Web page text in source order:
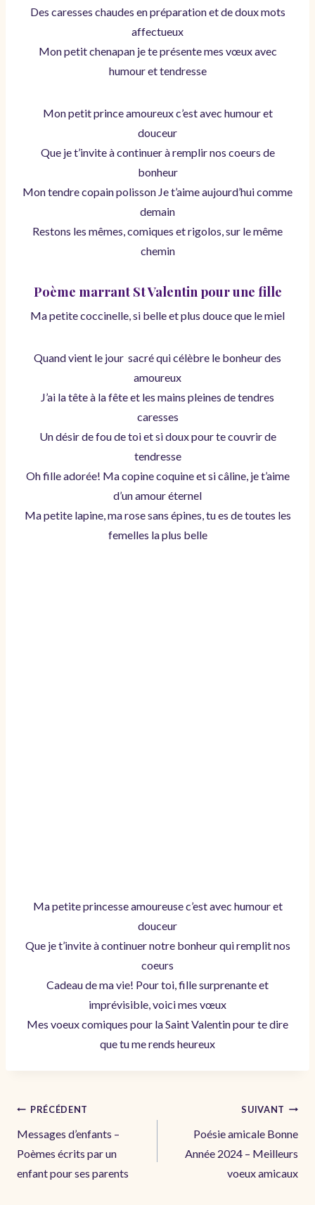
Des caresses chaudes en préparation et de doux mots
affectueux
Mon petit chenapan je te présente mes vœux avec
humour et tendresse
Mon petit prince amoureux c’est avec humour et
douceur
Que je t’invite à continuer à remplir nos coeurs de
bonheur
Mon tendre copain polisson Je t’aime aujourd’hui comme
demain
Restons les mêmes, comiques et rigolos, sur le même
chemin
Poème marrant St Valentin pour une fille
Ma petite coccinelle, si belle et plus douce que le miel
Quand vient le jour sacré qui célèbre le bonheur des
amoureux
J’ai la tête à la fête et les mains pleines de tendres
caresses
Un désir de fou de toi et si doux pour te couvrir de
tendresse
Oh fille adorée! Ma copine coquine et si câline, je t’aime
d’un amour éternel
Ma petite lapine, ma rose sans épines, tu es de toutes les
femelles la plus belle
Ma petite princesse amoureuse c’est avec humour et
douceur
Que je t’invite à continuer notre bonheur qui remplit nos
coeurs
Cadeau de ma vie! Pour toi, fille surprenante et
imprévisible, voici mes vœux
Mes voeux comiques pour la Saint Valentin pour te dire
que tu me rends heureux
Navigation
de
l’article
PRÉCÉDENT
Messages d’enfants –
Poèmes écrits par un
enfant pour ses parents
SUIVANT
Poésie amicale Bonne
Année 2024 – Meilleurs
voeux amicaux